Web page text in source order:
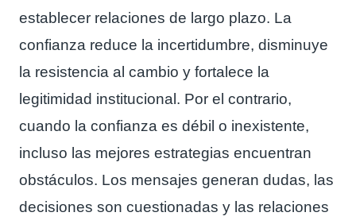
establecer relaciones de largo plazo. La
confianza reduce la incertidumbre, disminuye
la resistencia al cambio y fortalece la
legitimidad institucional. Por el contrario,
cuando la confianza es débil o inexistente,
incluso las mejores estrategias encuentran
obstáculos. Los mensajes generan dudas, las
decisiones son cuestionadas y las relaciones